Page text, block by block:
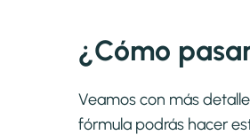
¿Cómo
Veamos con más
fórmula podrás hacer